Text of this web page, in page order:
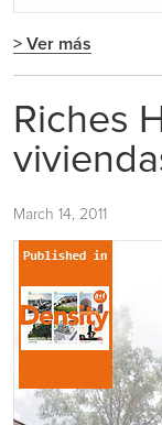
> Ver más
Riches
March 14, 2011